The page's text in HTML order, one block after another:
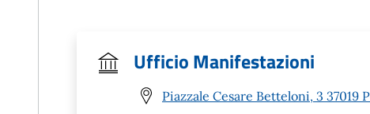
Ufficio Manifestazioni
Piazzale Cesare Betteloni, 3 37019